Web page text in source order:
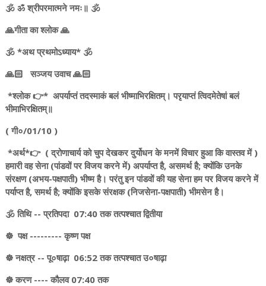
🕉️ ॐ श्रीपरमात्मने नमः॥ 🕉️
🙏गीता का श्लोक 🙏
🕉️ *अथ प्रथमोऽध्याय* 🕉️
🙏🏻 सञ्जय उवाच 🙏🏻
*श्लोक 👉* अपर्याप्तं तदस्माकं बलं भीष्माभिरक्षितम्। परृयाप्तं त्विदमेतेषां बलं
भीमाभिरक्षितम्॥
( गी०/01/10 )
*अर्थ*👉 ( द्रोणाचार्य को चुप देखकर दुर्योधन के मनमें विचार हुआ कि वास्तव में )
हमारी वह सेना (पांडवों पर विजय करने में) अपर्याप्त है, असमर्थ है; क्योंकि उनके
संरक्षण (अभय-पक्षपाती) भीष्म है। परंतु इन पांडवों की यह सेना हम पर विजय करने में
पर्याप्त है, समर्थ है; क्योंकि इसके संरक्षक (निजसेना-पक्षपाती) भीमसेन है।
🕉️ तिथि -- प्रतिपदा 07:40 तक तत्पश्चात द्वितीया
☸️ पक्ष --------- कृष्ण पक्ष
☸️ नक्षत्र -- पू०षाढ़ा 06:52 तक तत्पश्चात उ०षाढ़ा
☸️ करण ---- कौलव 07:40 तक